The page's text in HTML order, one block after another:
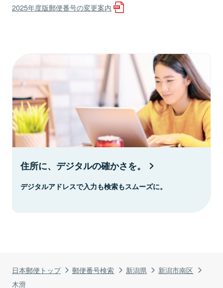
日本郵便トップ 郵便番号検索 新潟県
新潟市南区
木滑
2025年度版郵便番号の変更案内
住所に、デジタルの確かさを。
デジタルアドレスで入力も検索もスムーズに。